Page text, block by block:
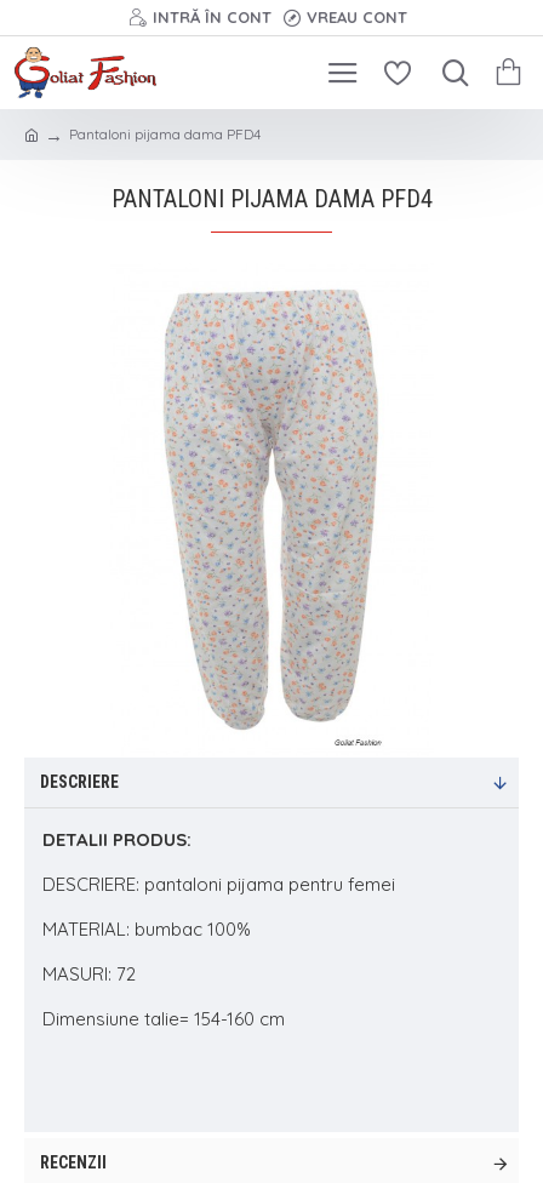
INTRĂ ÎN CONT VREAU CONT
Pantaloni pijama dama PFD4
PANTALONI PIJAMA DAMA PFD4
DESCRIERE
DETALII PRODUS:
DESCRIERE: pantaloni pijama pentru femei
MATERIAL: bumbac 100%
MASURI: 72
Dimensiune talie= 154-160 cm
RECENZII